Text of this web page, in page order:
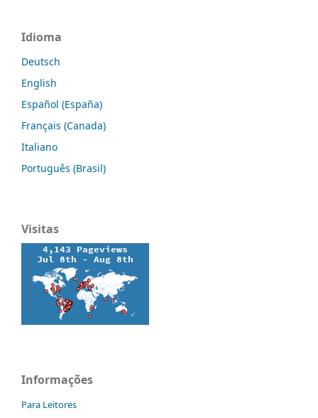
Idioma
Deutsch
English
Español (España)
Français (Canada)
Italiano
Português (Brasil)
Visitas
Informações
Para Leitores